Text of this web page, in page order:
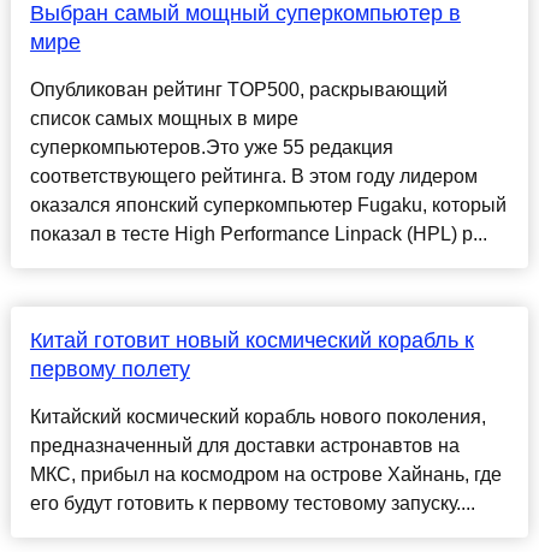
Выбран самый мощный суперкомпьютер в
мире
Опубликован рейтинг TOP500, раскрывающий
список самых мощных в мире
суперкомпьютеров.Это уже 55 редакция
соответствующего рейтинга. В этом году лидером
оказался японский суперкомпьютер Fugaku, который
показал в тесте High Performance Linpack (HPL) р...
Китай готовит новый космический корабль к
первому полету
Китайский космический корабль нового поколения,
предназначенный для доставки астронавтов на
МКС, прибыл на космодром на острове Хайнань, где
его будут готовить к первому тестовому запуску....